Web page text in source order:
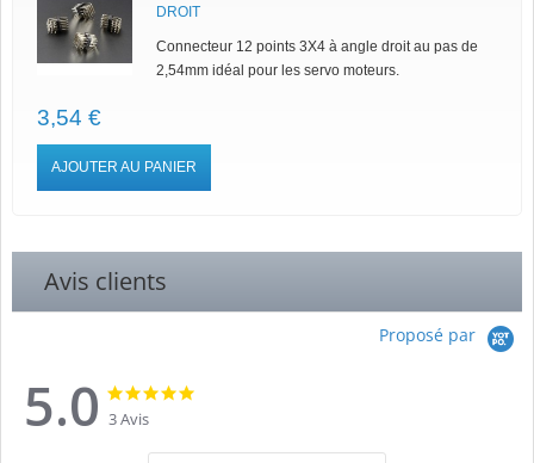
DROIT
Connecteur 12 points 3X4 à angle droit au pas de
2,54mm idéal pour les servo moteurs.
3,54 €
AJOUTER AU PANIER
Avis clients
Proposé par
5.0
5.0
star
rating
3 Avis